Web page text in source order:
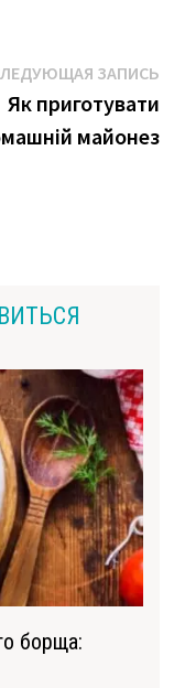
ЗАПИСЬ
Як приготувати
майонез
борща: